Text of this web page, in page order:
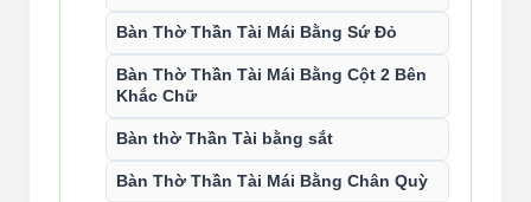
Bàn Thờ Thần Tài Mái Bằng Sứ Đỏ
Bàn Thờ Thần Tài Mái Bằng Cột 2 Bên
Khắc Chữ
Bàn thờ Thần Tài bằng sắt
Bàn Thờ Thần Tài Mái Bằng Chân Quỳ